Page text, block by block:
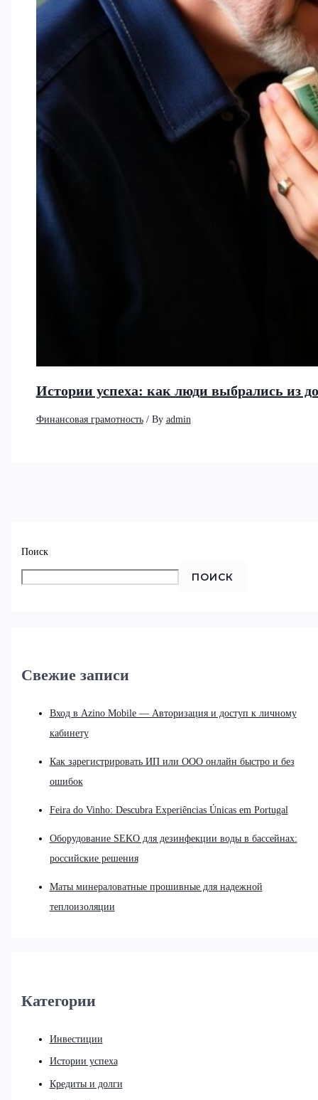
Поиск
ПОИСК
Свежие записи
Вход в Azino Mobile — Авторизация и доступ к личному
кабинету
Как зарегистрировать ИП или ООО онлайн быстро и без
ошибок
Feira do Vinho: Descubra Experiências Únicas em Portugal
Оборудование SEKO для дезинфекции воды в бассейнах:
российские решения
Маты минераловатные прошивные для надежной
теплоизоляции
Категории
Инвестиции
Истории успеха
Кредиты и долги
Истории успеха: как люди выбрались из
Финансовая грамотность/ By admin